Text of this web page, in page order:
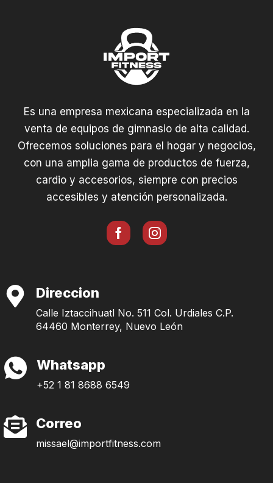
Es una empresa mexicana especializada en la
venta de equipos de gimnasio de alta calidad.
Ofrecemos soluciones para el hogar y negocios,
con una amplia gama de productos de fuerza,
cardio y accesorios, siempre con precios
accesibles y atención personalizada.
Direccion
Calle Iztaccihuatl No. 511 Col. Urdiales C.P.
64460 Monterrey, Nuevo León
Whatsapp
+52 1 81 8688 6549
Correo
missael@importfitness.com